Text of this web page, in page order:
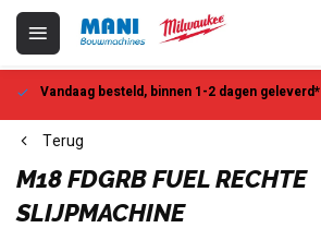
Vandaag besteld, binnen 1-2 dagen geleverd*
Terug
M18 FDGRB FUEL RECHTE
SLIJPMACHINE